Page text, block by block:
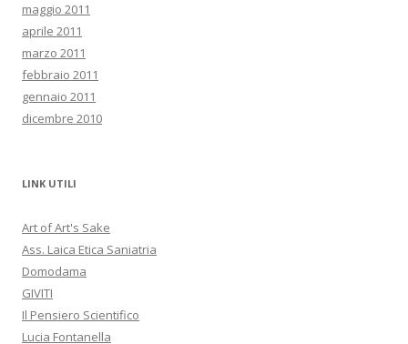
maggio 2011
aprile 2011
marzo 2011
febbraio 2011
gennaio 2011
dicembre 2010
LINK UTILI
Art of Art's Sake
Ass. Laica Etica Saniatria
Domodama
GIVITI
Il Pensiero Scientifico
Lucia Fontanella